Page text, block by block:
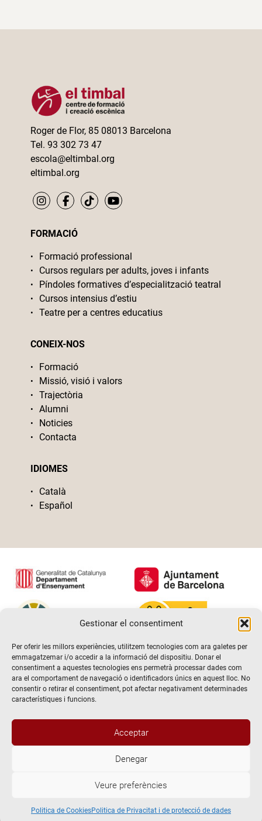
Gestionar el consentiment
Per oferir les millors experiències, utilitzem tecnologies com ara galetes per
emmagatzemar i/o accedir a la informació del dispositiu. Donar el
consentiment a aquestes tecnologies ens permetrà processar dades com
ara el comportament de navegació o identificadors únics en aquest lloc. No
consentir o retirar el consentiment, pot afectar negativament determinades
característiques i funcions.
Acceptar
Denegar
Veure preferències
Politica de CookiesPolitica de Privacitat i de protecció de dades
Roger de Flor, 85 08013 Barcelona
Tel. 93 302 73 47
escola@eltimbal.org
eltimbal.org
FORMACIÓ
Formació professional
Cursos regulars per adults, joves i infants
Píndoles formatives d’especialització teatral
Cursos intensius d’estiu
Teatre per a centres educatius
CONEIX-NOS
Formació
Missió, visió i valors
Trajectòria
Alumni
Noticies
Contacta
IDIOMES
Català
Español
@2026 Escola de teatre El Timbal. Tots els drets reservats
Avís Legal
Politica de Cookies